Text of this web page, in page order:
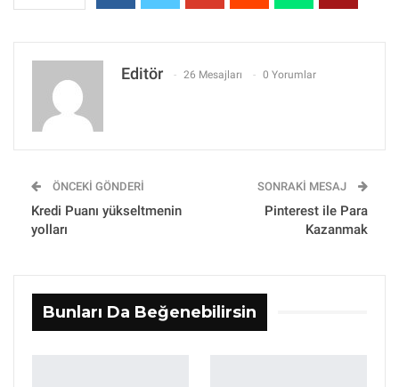
Editör 26 Mesajları 0 Yorumlar
ÖNCEKI GÖNDERI
Kredi Puanı yükseltmenin
yolları
SONRAKI MESAJ
Pinterest ile Para
Kazanmak
Bunları Da Beğenebilirsin